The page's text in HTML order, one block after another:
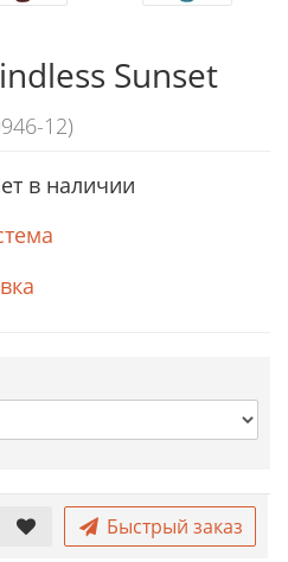
Sunset
12)
в наличии
Быстрый заказ